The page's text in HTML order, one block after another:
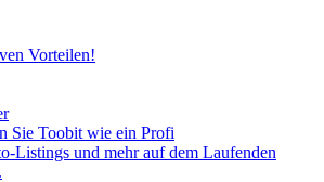
Vorteilen!
Sie Toobit wie ein Profi
Listings und mehr auf dem Laufenden